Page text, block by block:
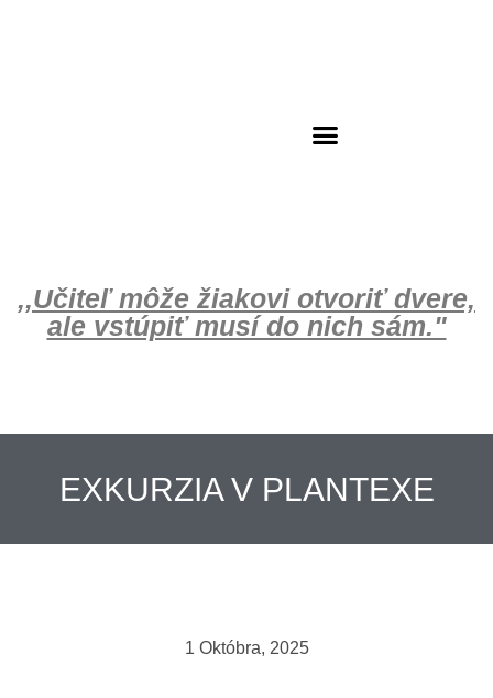
,,Učiteľ môže žiakovi otvoriť dvere,
ale vstúpiť musí do nich sám."
EXKURZIA V PLANTEXE
1 Októbra, 2025